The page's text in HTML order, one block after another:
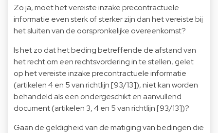
Zo ja, moet het vereiste inzake precontractuele
informatie even sterk of sterker zijn dan het vereiste bij
het sluiten van de oorspronkelijke overeenkomst?
Is het zo dat het beding betreffende de afstand van
het recht om een rechtsvordering in te stellen, gelet
op het vereiste inzake precontractuele informatie
(artikelen 4 en 5 van richtlijn [93/13]), niet kan worden
behandeld als een ondergeschikt en aanvullend
document (artikelen 3, 4 en 5 van richtlijn [93/13])?
Gaan de geldigheid van de matiging van bedingen die